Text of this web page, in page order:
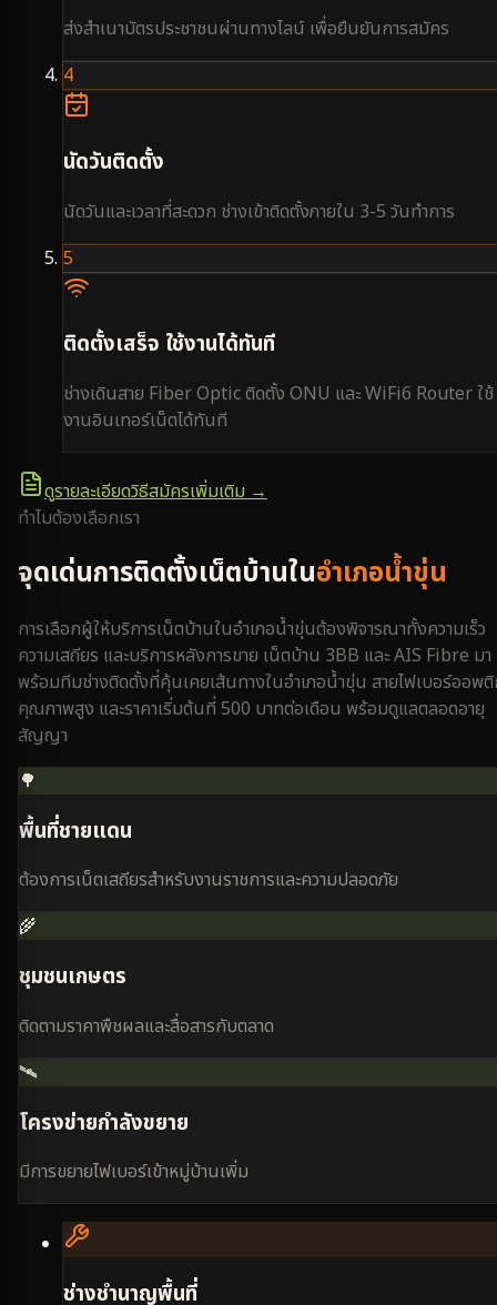
ส่งสำเนาบัตรประชาชนผ่านทางไลน์ เพื่อยืนยันการสมัคร
4
นัดวันติดตั้ง
นัดวันและเวลาที่สะดวก ช่างเข้าติดตั้งภายใน 3-5 วันทำการ
5
ติดตั้งเสร็จ ใช้งานได้ทันที
ช่างเดินสาย Fiber Optic ติดตั้ง ONU และ WiFi6 Router ใช้
งานอินเทอร์เน็ตได้ทันที
ดูรายละเอียดวิธีสมัครเพิ่มเติม →
ทำไมต้องเลือกเรา
จุดเด่นการติดตั้งเน็ตบ้านในอำเภอน้ำขุ่น
การเลือกผู้ให้บริการเน็ตบ้านในอำเภอน้ำขุ่นต้องพิจารณาทั้งความเร็ว
ความเสถียร และบริการหลังการขาย เน็ตบ้าน 3BB และ AIS Fibre มา
พร้อมทีมช่างติดตั้งที่คุ้นเคยเส้นทางในอำเภอน้ำขุ่น สายไฟเบอร์ออพ
คุณภาพสูง และราคาเริ่มต้นที่ 500 บาทต่อเดือน พร้อมดูแลตลอดอายุ
สัญญา
🌳
พื้นที่ชายแดน
ต้องการเน็ตเสถียรสำหรับงานราชการและความปลอดภัย
🌾
ชุมชนเกษตร
ติดตามราคาพืชผลและสื่อสารกับตลาด
🛰️
โครงข่ายกำลังขยาย
มีการขยายไฟเบอร์เข้าหมู่บ้านเพิ่ม
ช่างชำนาญพื้นที่